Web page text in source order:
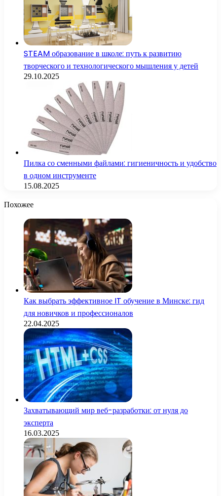
STEAM образование в школе: путь к развитию
творческого и технологического мышления у детей
29.10.2025
Пилка со сменными файлами: гигиеничность и удобство
в одном инструменте
15.08.2025
Похожее
Как выбрать эффективное IT обучение в Минске: гид
для новичков и профессионалов
22.04.2025
Захватывающий мир веб-разработки: от нуля до
эксперта
16.03.2025